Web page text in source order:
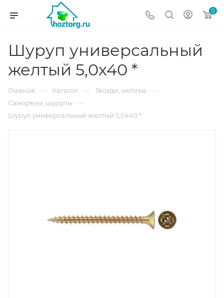
0
Шуруп универсальный
желтый 5,0х40 *
Главная — Каталог — Гвозди, метизы —
Саморезы, шурупы —
Шуруп универсальный желтый 5,0х40 *